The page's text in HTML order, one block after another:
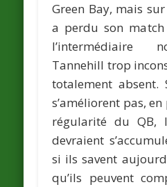
Green Bay, mais
a perdu son
l’intermédiaire
Tannehill trop
totalement absent.
s’améliorent pas,
régularité du QB,
devraient
si ils savent
qu’ils peuvent